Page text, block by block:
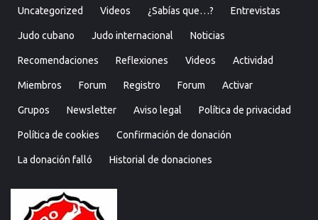
Uncategorized Videos ¿Sabías que…? Entrevistas
Judo cubano Judo internacional Noticias
Recomendaciones Reflexiones Videos Actividad
Miembros Forum Registro Forum Activar
Grupos Newsletter Aviso legal Política de privacidad
Política de cookies Confirmación de donación
La donación falló Historial de donaciones